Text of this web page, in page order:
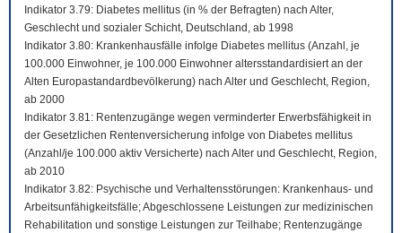
Indikator 3.79: Diabetes mellitus (in % der Befragten) nach Alter,
Geschlecht und sozialer Schicht, Deutschland, ab 1998
Indikator 3.80: Krankenhausfälle infolge Diabetes mellitus (Anzahl, je
100.000 Einwohner, je 100.000 Einwohner altersstandardisiert an der
Alten Europastandardbevölkerung) nach Alter und Geschlecht, Region,
ab 2000
Indikator 3.81: Rentenzugänge wegen verminderter Erwerbsfähigkeit in
der Gesetzlichen Rentenversicherung infolge von Diabetes mellitus
(Anzahl/je 100.000 aktiv Versicherte) nach Alter und Geschlecht, Region,
ab 2010
Indikator 3.82: Psychische und Verhaltensstörungen: Krankenhaus- und
Arbeitsunfähigkeitsfälle; Abgeschlossene Leistungen zur medizinischen
Rehabilitation und sonstige Leistungen zur Teilhabe; Rentenzugänge